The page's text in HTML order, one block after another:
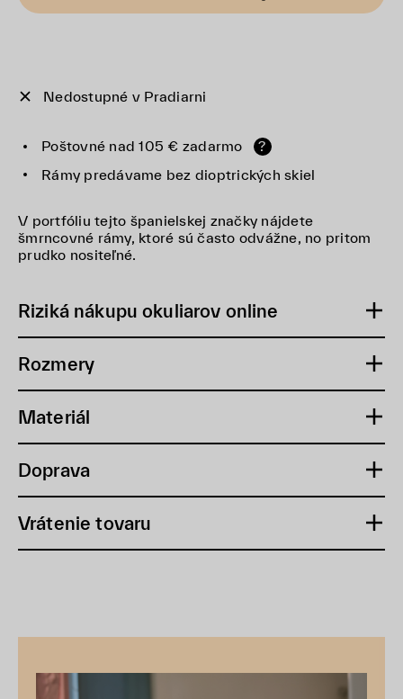
Nedostupné v Pradiarni
Poštovné nad 105 € zadarmo
?
Rámy predávame bez dioptrických skiel
V portfóliu tejto španielskej značky nájdete
šmrncovné rámy, ktoré sú často odvážne, no pritom
prudko nositeľné.
Riziká nákupu okuliarov online
Rozmery
Materiál
Doprava
Vrátenie tovaru